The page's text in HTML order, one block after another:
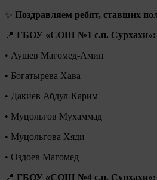
✨ Поздравляем ребят, ставших
📍 ГБОУ «СОШ №1 с.п. Сурхахи»:
• Аушев Магомед-Амин
• Богатырева Хава
• Дакиев Абдул-Карим
• Муцольгов Мухаммад
• Муцольгова Хяди
• Оздоев Магомед
📍 ГБОУ «СОШ №4 с.п. Сурхахи»: